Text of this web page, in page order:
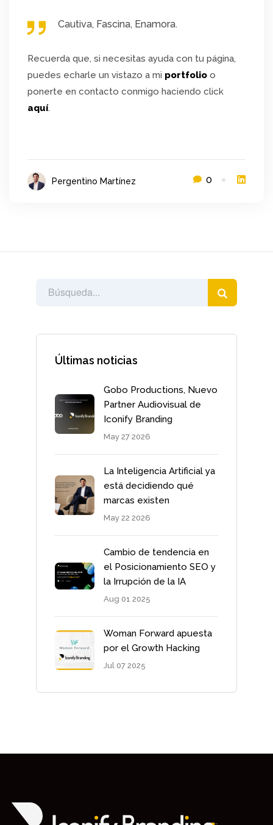
Últimas noticias
Gobo Productions, Nuevo
Partner Audiovisual de
Iconify Branding
May 27 2026
La Inteligencia Artificial ya
está decidiendo qué
marcas existen
May 22 2026
Cambio de tendencia en
el Posicionamiento SEO y
la Irrupción de la IA
Aug 01 2025
Woman Forward apuesta
por el Growth Hacking
Jul 07 2025
Cautiva, Fascina, Enamora.
Recuerda que, si necesitas ayuda con tu página,
puedes echarle un vistazo a mi portfolio o
ponerte en contacto conmigo haciendo click
aquí.
Pergentino Martínez 0